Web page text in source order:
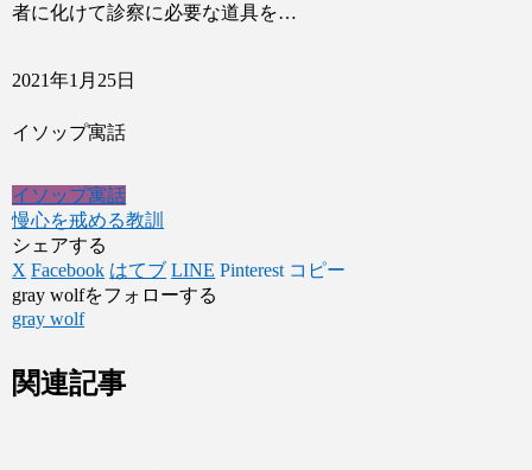
者に化けて診察に必要な道具を…
2021年1月25日
イソップ寓話
イソップ寓話
慢心を戒める教訓
シェアする
X Facebook はてブ LINE Pinterest コピー
gray wolfをフォローする
gray wolf
関連記事